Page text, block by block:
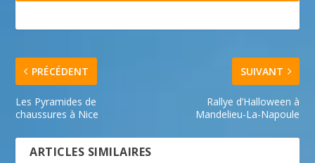
PRÉCÉDENT
Les Pyramides de
chaussures à Nice
SUIVANT
Rallye d’Halloween à
Mandelieu-La-Napoule
ARTICLES SIMILAIRES